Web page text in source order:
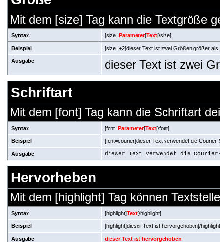
Mit dem [size] Tag kann die Textgröße
Syntax [size=Parameter]Text[/size]
Beispiel [size=+2]dieser Text ist zwei Größen größer als
Ausgabe dieser Text ist zwei
Schriftart
Mit dem [font] Tag kann die Schriftart
Syntax [font=Parameter]Text[/font]
Beispiel [font=courier]dieser Text verwendet die
Ausgabe dieser Text verwendet die
Hervorheben
Mit dem [highlight] Tag können
Syntax [highlight]Text[/highlight]
Beispiel [highlight]dieser Text ist hervorgehoben[/
Ausgabe dieser Text ist hervorgehoben